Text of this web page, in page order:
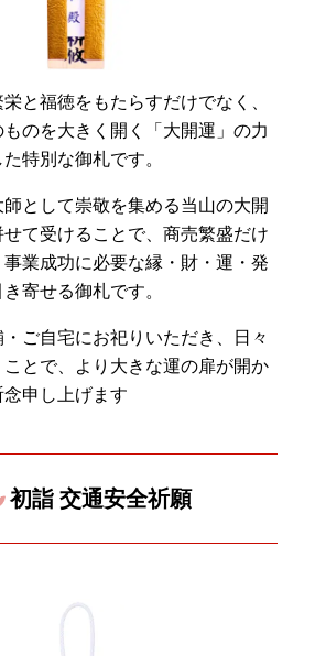
と福徳をもたらすだけでなく、
のを大きく開く「大開運」の力
特別な御札です。
師として崇敬を集める当山の大開
て受けることで、商売繁盛だけ
業成功に必要な縁・財・運・発
寄せる御札です。
ご自宅にお祀りいただき、日々
とで、より大きな運の扉が開か
申し上げます
初詣 交通安全祈願